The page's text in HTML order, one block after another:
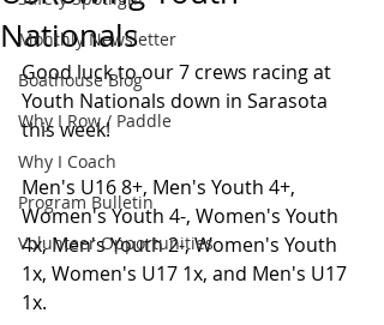
Monthly Newsletter
Boathouse Blog
Why I Row / Paddle
Why I Coach
Program Bulletin
Volunteer Opportunities
Nationals
Good luck to our 7 crews racing at
Youth Nationals down in Sarasota
this week!
Men's U16 8+, Men's Youth 4+,
Women's Youth 4-, Women's Youth
4x, Men's Youth 2-, Women's Youth
1x, Women's U17 1x, and Men's U17
1x.